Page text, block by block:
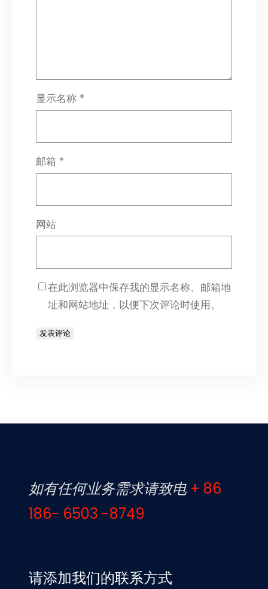
显示名称 *
邮箱 *
网站
在此浏览器中保存我的显示名称、邮箱地
址和网站地址，以便下次评论时使用。
如有任何业务需求请致电 + 86
186- 6503 -8749
请添加我们的联系方式